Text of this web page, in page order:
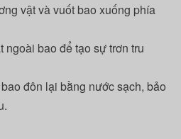
vật và vuốt bao xuống phía
ngoài bao để tạo sự trơn tru
đôn lại bằng nước sạch, bảo